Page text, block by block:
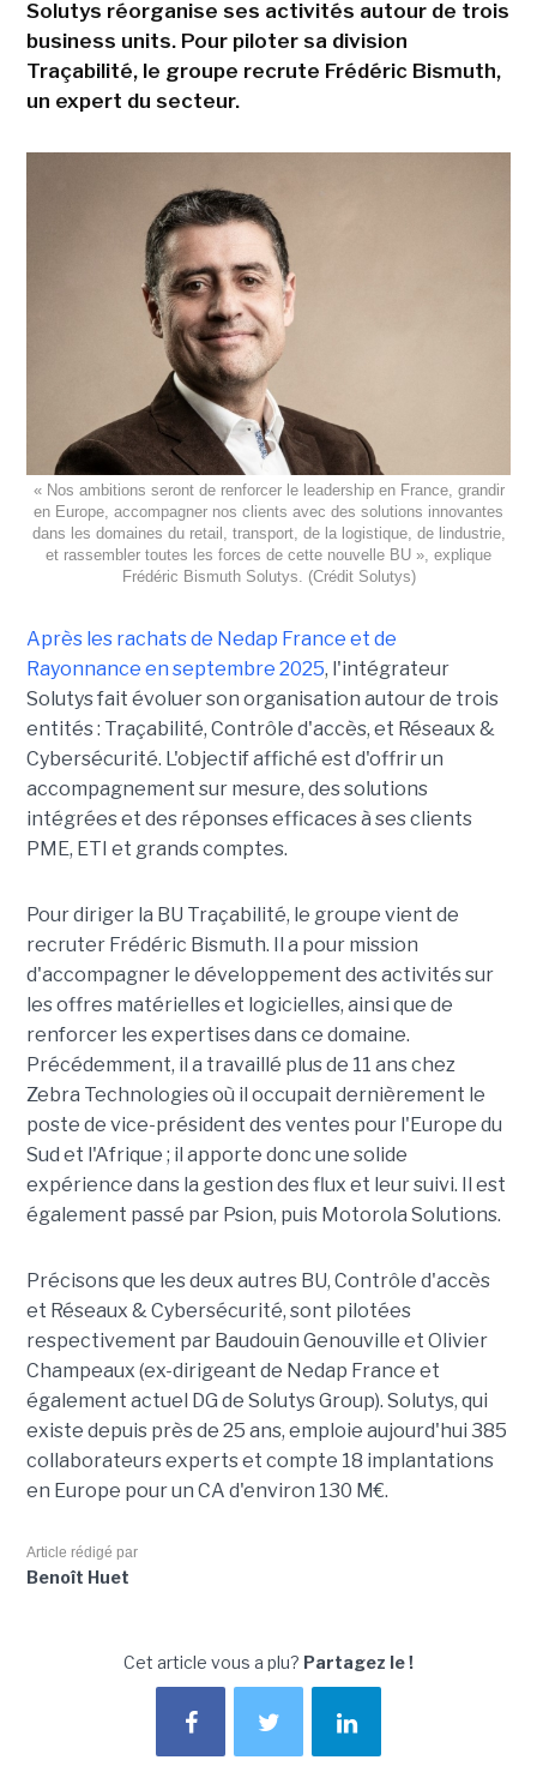
Solutys réorganise ses activités autour de trois
business units. Pour piloter sa division
Traçabilité, le groupe recrute Frédéric Bismuth,
un expert du secteur.
« Nos ambitions seront de renforcer le leadership en France, grandir
en Europe, accompagner nos clients avec des solutions innovantes
dans les domaines du retail, transport, de la logistique, de lindustrie,
et rassembler toutes les forces de cette nouvelle BU », explique
Frédéric Bismuth Solutys. (Crédit Solutys)
Après les rachats de Nedap France et de
Rayonnance en septembre 2025, l'intégrateur
Solutys fait évoluer son organisation autour de trois
entités : Traçabilité, Contrôle d'accès, et Réseaux &
Cybersécurité. L'objectif affiché est d'offrir un
accompagnement sur mesure, des solutions
intégrées et des réponses efficaces à ses clients
PME, ETI et grands comptes.
Pour diriger la BU Traçabilité, le groupe vient de
recruter Frédéric Bismuth. Il a pour mission
d'accompagner le développement des activités sur
les offres matérielles et logicielles, ainsi que de
renforcer les expertises dans ce domaine.
Précédemment, il a travaillé plus de 11 ans chez
Zebra Technologies où il occupait dernièrement le
poste de vice-président des ventes pour l'Europe du
Sud et l'Afrique ; il apporte donc une solide
expérience dans la gestion des flux et leur suivi. Il est
également passé par Psion, puis Motorola Solutions.
Précisons que les deux autres BU, Contrôle d'accès
et Réseaux & Cybersécurité, sont pilotées
respectivement par Baudouin Genouville et Olivier
Champeaux (ex-dirigeant de Nedap France et
également actuel DG de Solutys Group). Solutys, qui
existe depuis près de 25 ans, emploie aujourd'hui 385
collaborateurs experts et compte 18 implantations
en Europe pour un CA d'environ 130 M€.
Article rédigé par
Benoît Huet
Cet article vous a plu? Partagez le !